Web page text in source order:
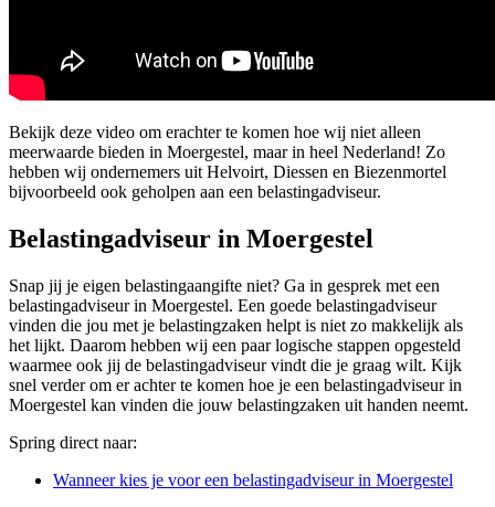
Bekijk deze video om erachter te komen hoe wij niet alleen
meerwaarde bieden in Moergestel, maar in heel Nederland! Zo
hebben wij ondernemers uit Helvoirt, Diessen en Biezenmortel
bijvoorbeeld ook geholpen aan een belastingadviseur.
Belastingadviseur in Moergestel
Snap jij je eigen belastingaangifte niet? Ga in gesprek met een
belastingadviseur in Moergestel. Een goede belastingadviseur
vinden die jou met je belastingzaken helpt is niet zo makkelijk als
het lijkt. Daarom hebben wij een paar logische stappen opgesteld
waarmee ook jij de belastingadviseur vindt die je graag wilt. Kijk
snel verder om er achter te komen hoe je een belastingadviseur in
Moergestel kan vinden die jouw belastingzaken uit handen neemt.
Spring direct naar:
Wanneer kies je voor een belastingadviseur in Moergestel